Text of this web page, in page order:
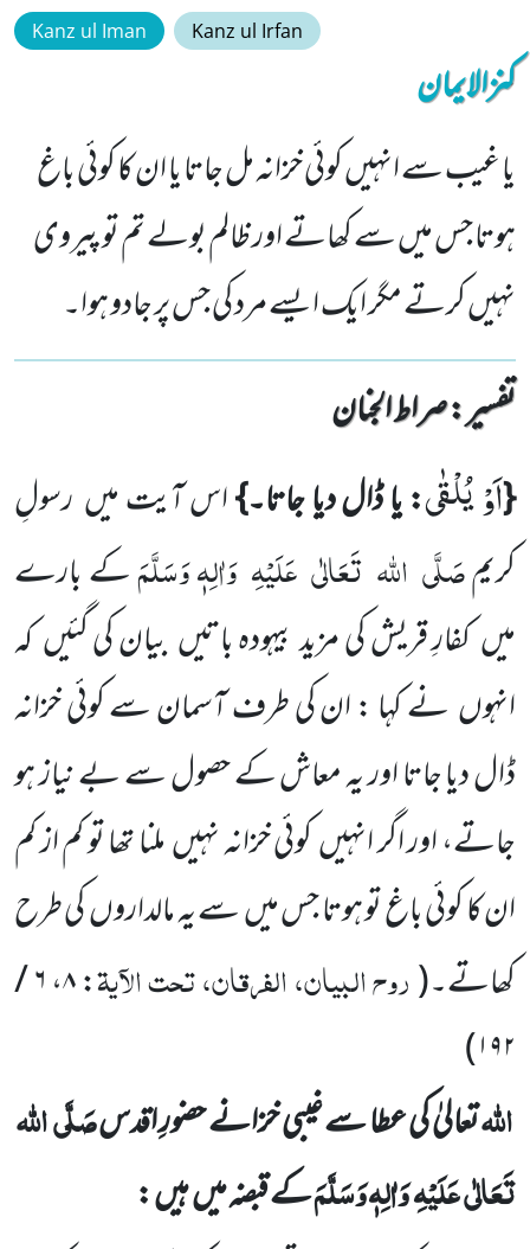
Kanz ul Iman Kanz ul Irfan
کنزالایمان
یا غیب سے انہیں کوئی خزانہ مل جاتا یا ان کا کوئی باغ
ہوتا جس میں سے کھاتے اور ظالم بولے تم تو پیروی
نہیں کرتے مگر ایک ایسے مرد کی جس پر جادو ہوا۔
تفسیر : ‎صراط الجنان
{اَوْ یُلْقٰى: یا ڈال دیا جاتا۔}اس آیت میں رسولِ
کریمصَلَّی اللہ تَعَالٰی عَلَیْہِ وَاٰلِہٖ وَسَلَّمَکے بارے
میںکفارِ قریش کی مزید بیہودہ باتیںبیان کی گئیںکہ
انہوںنے کہا : ان کی طرف آسمان سے کوئی خزانہ
ڈال دیا جاتا اور یہ معاش کے حصول سے بے نیاز ہو
جاتے، اور اگر انہیںکوئی خزانہ نہیںملنا تھا تو کم از کم
ان کا کوئی باغ تو ہوتا جس میںسے یہ مالداروںکی طرح
کھاتے۔(روح البیان، الفرقان، تحت الآیۃ
: ۸، ۶ /
۱۹۲)
اللہتعالیٰ کی عطا سے غیبی خزانے حضورِ اقدسصَلَّیاللہ
تَعَالٰیعَلَیْہِوَاٰلِہٖ وَسَلَّمَکے قبضہ میںہیں :